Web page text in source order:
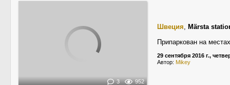
3 952
Швеция, Märsta
Припаркован на
29 сентября 2016 г.,
Автор: Mikey